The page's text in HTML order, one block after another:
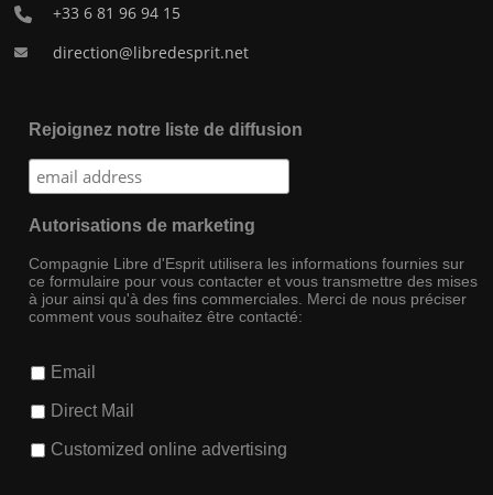
+33 6 81 96 94 15
direction@libredesprit.net
Rejoignez notre liste de diffusion
Autorisations de marketing
Compagnie Libre d'Esprit utilisera les informations fournies sur
ce formulaire pour vous contacter et vous transmettre des mises
à jour ainsi qu'à des fins commerciales. Merci de nous préciser
comment vous souhaitez être contacté:
Email
Direct Mail
Customized online advertising